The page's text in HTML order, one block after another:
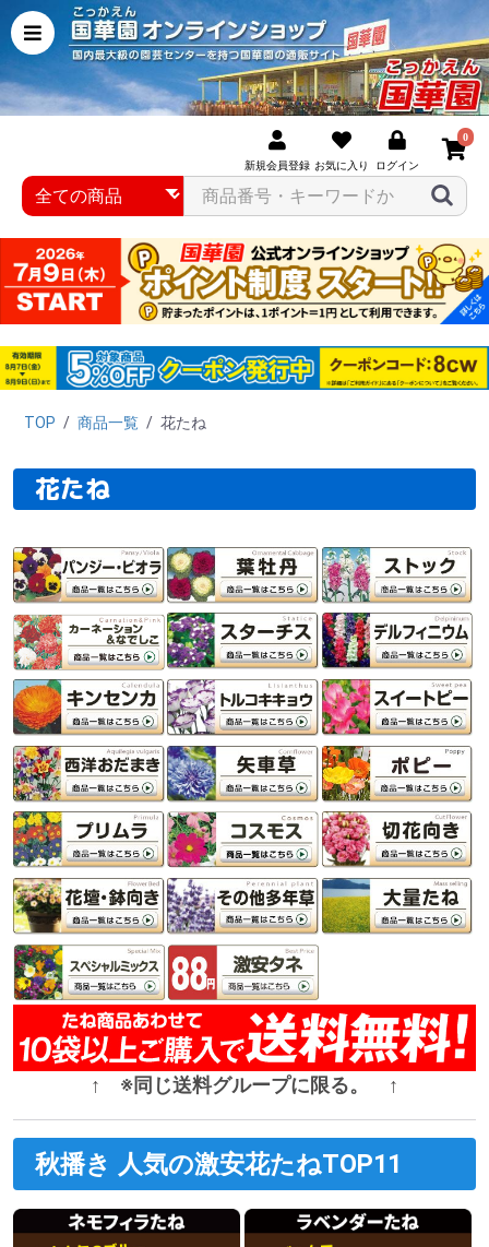
新規会員登録 お気に入り ログイン
0
TOP / 商品一覧 / 花たね
花たね
↑ ※同じ送料グループに限る。 ↑
秋播き 人気の激安花たねTOP11